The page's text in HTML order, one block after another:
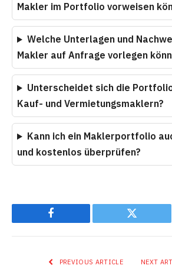
Makler im Portfolio vorweisen
Welche Unterlagen und
Makler auf Anfrage vorlegen
Unterscheidet sich die
Kauf- und Vermietungsmaklern?
Kann ich ein Maklerportfolio
und kostenlos überprüfen?
Facebook Twitter
PREVIOUS ARTICLE NEXT